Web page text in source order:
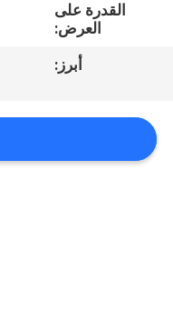
خريطة
القدرة على
العرض:
أبرز: